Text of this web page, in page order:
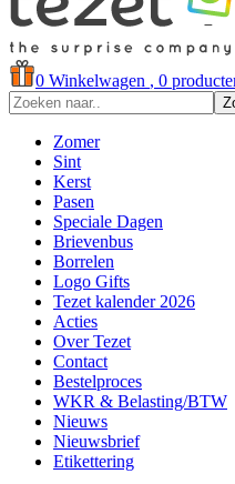
0 Winkelwagen , 0
Zomer
Sint
Kerst
Pasen
Speciale Dagen
Brievenbus
Borrelen
Logo Gifts
Tezet kalender 2026
Acties
Over Tezet
Contact
Bestelproces
WKR & Belasting/BTW
Nieuws
Nieuwsbrief
Etikettering